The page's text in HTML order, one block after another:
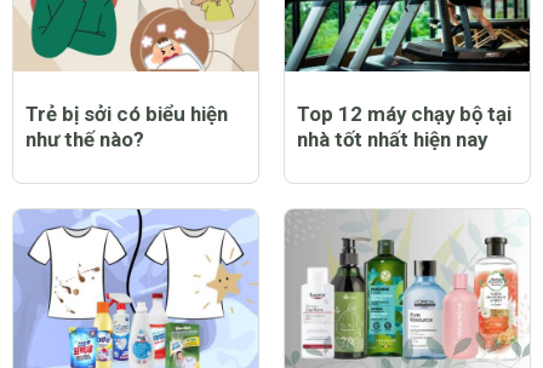
Trẻ bị sởi có biểu hiện
như thế nào?
Top 12 máy chạy bộ tại
nhà tốt nhất hiện nay